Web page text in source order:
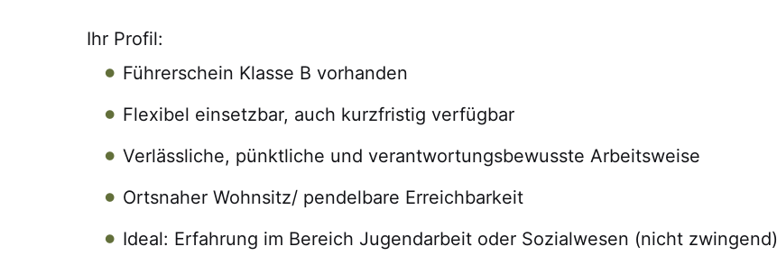
Ihr Profil:
Führerschein Klasse B vorhanden
Flexibel einsetzbar, auch kurzfristig verfügbar
Verlässliche, pünktliche und verantwortungsbewusste Arbeitsweise
Ortsnaher Wohnsitz/ pendelbare Erreichbarkeit
Ideal: Erfahrung im Bereich Jugendarbeit oder Sozialwesen (nicht zwingend)